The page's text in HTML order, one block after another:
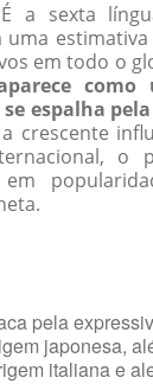
a sexta
uma
em todo o
espalha
crescente
o
em
pela
japonesa,
italiana e